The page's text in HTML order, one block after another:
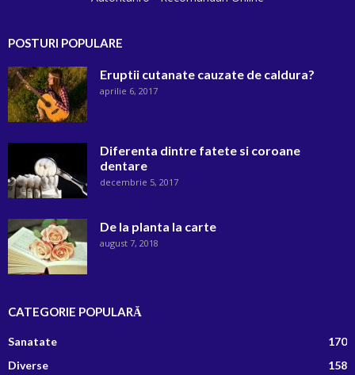
POSTURI POPULARE
Eruptii cutanate cauzate de caldura?
aprilie 6, 2017
Diferenta dintre fatete si coroane
dentare
decembrie 5, 2017
De la planta la carte
august 7, 2018
CATEGORIE POPULARĂ
Sanatate
170
Diverse
158